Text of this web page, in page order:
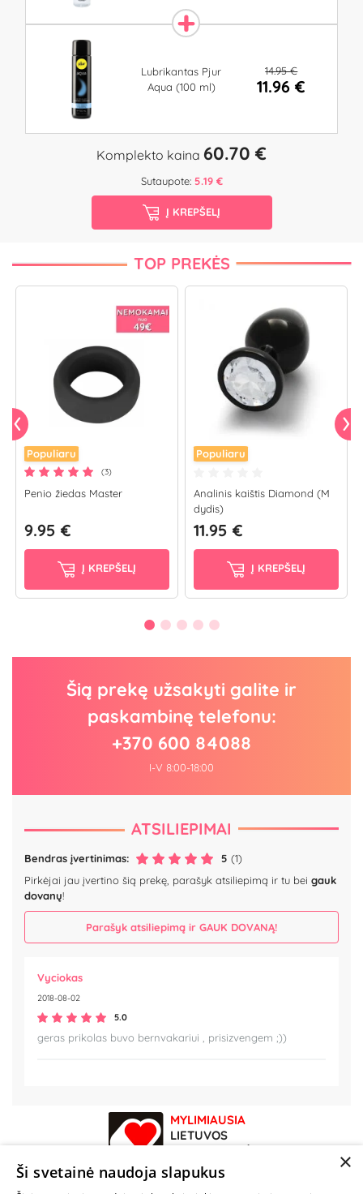
Lubrikantas Pjur
Aqua (100 ml)
14.95 €
11.96 €
Komplekto kaina 60.70 €
Sutaupote: 5.19 €
Į KREPŠELĮ
TOP PREKĖS
Populiaru
(3)
Penio žiedas Master
9.95 €
Į KREPŠELĮ
Populiaru
Analinis kaištis Diamond (M
dydis)
11.95 €
Į KREPŠELĮ
Šią prekę užsakyti galite ir
paskambinę telefonu:
+370 600 84088
I-V 8:00-18:00
ATSILIEPIMAI
Bendras įvertinimas: 5 (1)
Pirkėjai jau įvertino šią prekę, parašyk atsiliepimą ir tu bei gauk
dovanų!
Parašyk atsiliepimą ir GAUK DOVANĄ!
Vyciokas
2018-08-02
5.0
geras prikolas buvo bernvakariui , prisizvengem ;))
MYLIMIAUSIA
LIETUVOS
PARDUOTUVĖ
×
Ši svetainė naudoja slapukus